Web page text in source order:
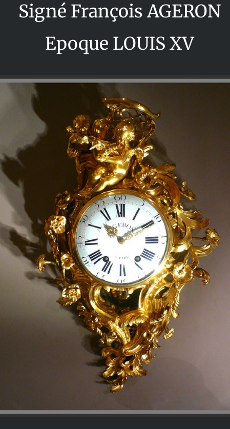
Signé François AGERON
Epoque LOUIS XV